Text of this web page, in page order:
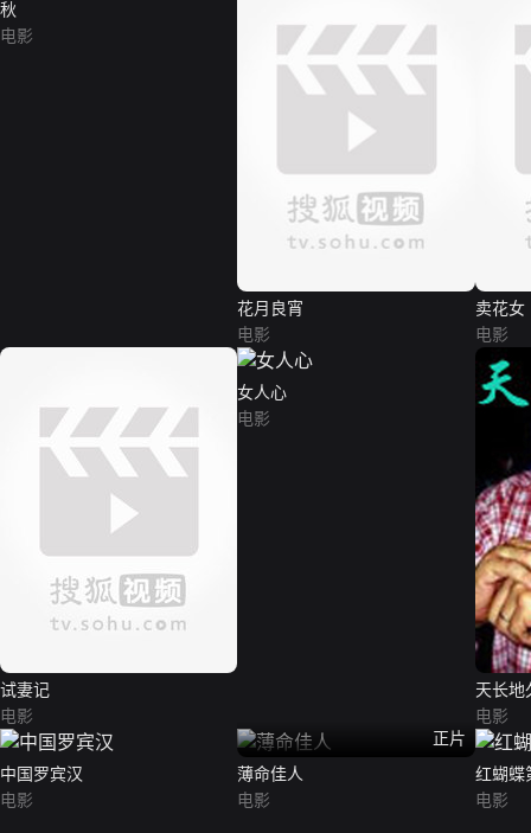
秋
电影
花月良宵
电影
卖花女
电影
试妻记
电影
女人心
电影
天长地
电影
中国罗宾汉
电影
正片
薄命佳人
电影
红蝴蝶
电影